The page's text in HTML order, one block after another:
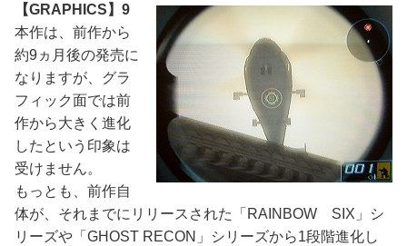
【GRAPHICS】9
本作は、前作から
約9ヵ月後の発売に
なりますが、グラ
フィック面では前
作から大きく進化
したという印象は
受けません。
もっとも、前作自
体が、それまでにリリースされた「RAINBOW SIX」シ
リーズや「GHOST RECON」シリーズから1段階進化し